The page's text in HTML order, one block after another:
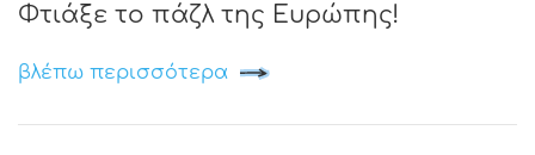
Φτιάξε το πάζλ της Ευρώπης!
βλέπω περισσότερα